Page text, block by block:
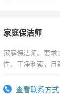
家庭保洁师
家庭保洁师。要求
性、干净利索，月
太太等。查看联系方式